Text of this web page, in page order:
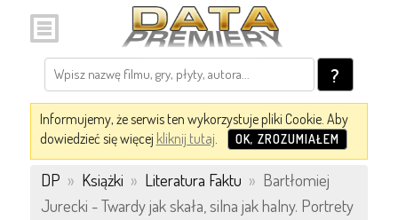
?
Informujemy, że serwis ten wykorzystuje pliki Cookie. Aby
dowiedzieć się więcej kliknij tutaj. OK, ZROZUMIAŁEM
DP » Książki » Literatura Faktu » Bartłomiej
Jurecki - Twardy jak skała, silna jak halny. Portrety